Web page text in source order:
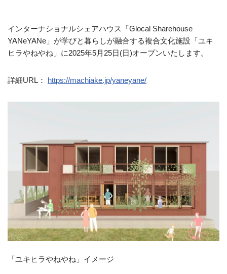
インターナショナルシェアハウス「Glocal Sharehouse
YANeYANe」が学びと暮らしが融合する複合文化施設「ユキ
ヒラやねやね」に2025年5月25日(日)オープンいたします。
詳細URL： https://machiake.jp/yaneyane/
「ユキヒラやねやね」イメージ